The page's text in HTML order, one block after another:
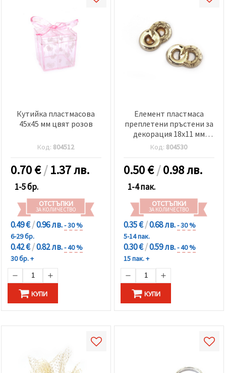
Кутийка пластмасова
45x45 мм цвят розов
Код: 804512
0.70€/1.37 лв.
1-5 бр.
ОТСТЪПКИ
ЗА КОЛИЧЕСТВО
0.49 €/0.96 лв.- 30 %
6-29 бр.
0.42 €/0.82 лв.- 40 %
30 бр. +
КУПИ
Елемент пластмаса
преплетени пръстени за
декорация 18x11 мм
цвят АСОРТЕ сребро -10
броя
Код: 804530
0.50€/0.98 лв.
1-4 пак.
ОТСТЪПКИ
ЗА КОЛИЧЕСТВО
0.35 €/0.68 лв.- 30 %
5-14 пак.
0.30 €/0.59 лв.- 40 %
15 пак. +
КУПИ